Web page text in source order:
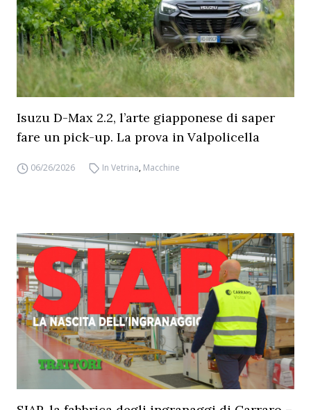
Isuzu D-Max 2.2, l’arte giapponese di saper
fare un pick-up. La prova in Valpolicella
06/26/2026 In Vetrina, Macchine